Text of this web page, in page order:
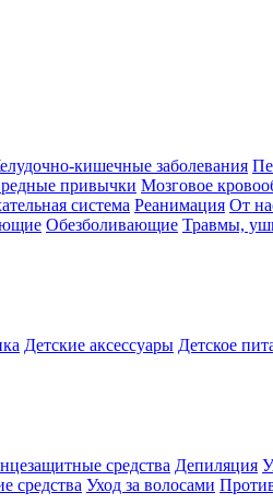
кишечные заболевания
привычки Мозговое
система Реанимация От
Обезболивающие Травмы,
Детские аксессуары Детское
средства Депиляция
средства Уход за волосами